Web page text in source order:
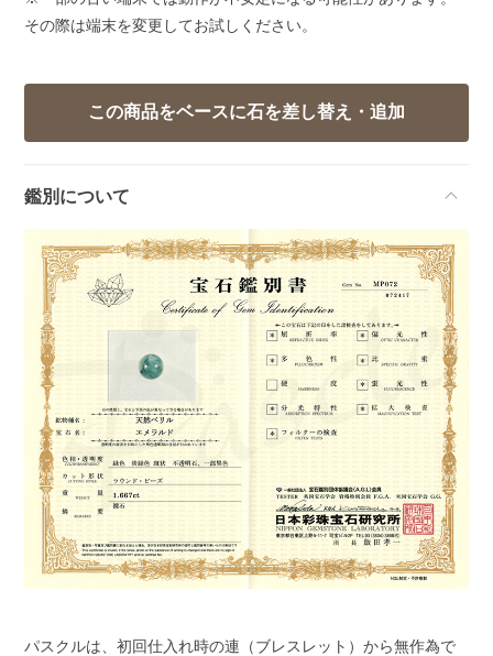
その際は端末を変更してお試しください。
鑑別について
パスクルは、初回仕入れ時の連（ブレスレット）から無作為で